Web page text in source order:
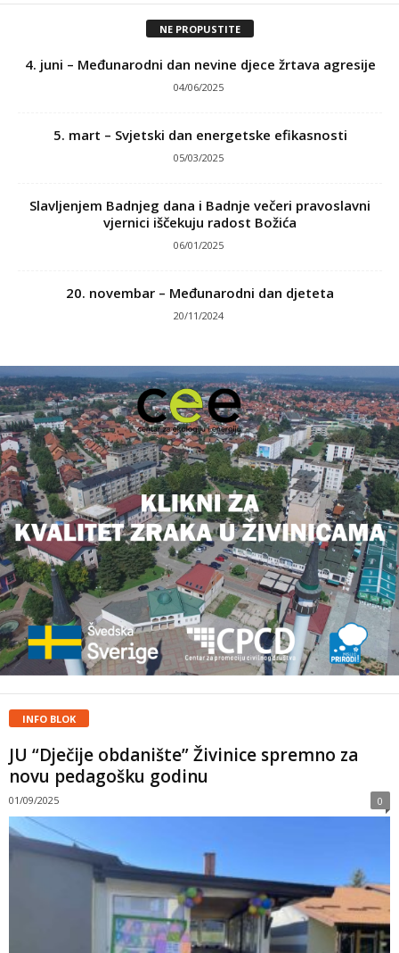
NE PROPUSTITE
4. juni – Međunarodni dan nevine djece žrtava agresije
04/06/2025
5. mart – Svjetski dan energetske efikasnosti
05/03/2025
Slavljenjem Badnjeg dana i Badnje večeri pravoslavni
vjernici iščekuju radost Božića
06/01/2025
20. novembar – Međunarodni dan djeteta
20/11/2024
INFO BLOK
JU “Dječije obdanište” Živinice spremno za
novu pedagošku godinu
01/09/2025 0